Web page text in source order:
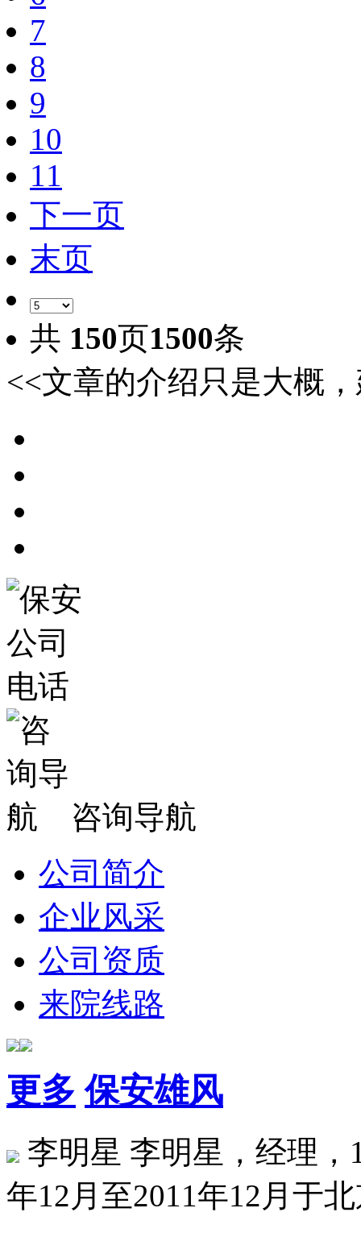
7
8
9
10
11
下一页
末页
共 150页1500条
<<文章的介绍只是大概
咨询导航
公司简介
企业风采
公司资质
来院线路
更多 保安雄风
李明星 李明星，经理，
年12月至2011年12月于